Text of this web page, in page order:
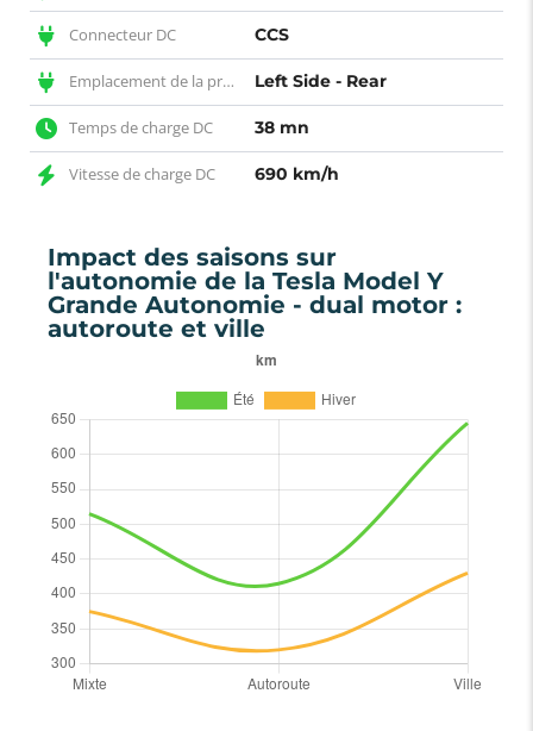
Connecteur DC CCS
Emplacement de la prise DC Left Side - Rear
Temps de charge DC 38 mn
Vitesse de charge DC 690 km/h
Impact des saisons sur
l'autonomie de la Tesla Model Y
Grande Autonomie - dual motor :
autoroute et ville